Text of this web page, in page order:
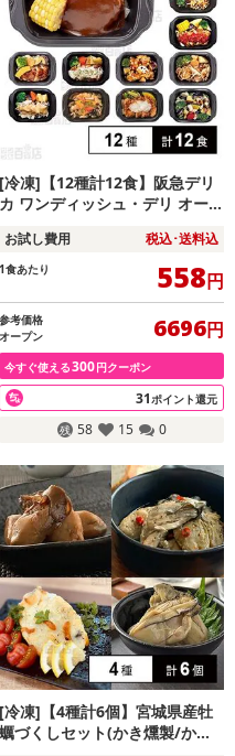
[冷凍]【12種計12食】阪急デリ
カ ワンディッシュ・デリ オール
お試し費用 税込･送料込
1食あたり 558円
参考価格
オープン
6696円
今すぐ使える300円クーポン
31 ポイント還元
58 15 0
[冷凍]【4種計6個】宮城県産牡
蠣づくしセット(かき燻製/かき